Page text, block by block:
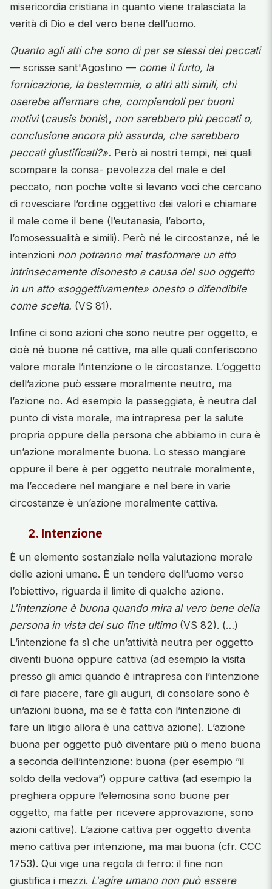
misericordia cristiana in quanto viene tralasciata la
verità di Dio e del vero bene dell’uomo.
Quanto agli atti che sono di per se stessi dei peccati
— scrisse sant'Agostino — come il furto, la
fornicazione, la bestemmia, o altri atti simili, chi
oserebe affermare che, compiendoli per buoni
motivi(causis bonis), non sarebbero più peccati o,
conclusione ancora più assurda, che sarebbero
peccati giustificati?». Però ai nostri tempi, nei quali
scompare la consa- pevolezza del male e del
peccato, non poche volte si levano voci che cercano
di rovesciare l’ordine oggettivo dei valori e chiamare
il male come il bene (l’eutanasia, l’aborto,
l’omosessualità e simili). Però né le circostanze, né le
intenzioni non potranno mai trasformare un atto
intrinsecamente disonesto a causa del suo oggetto
in un atto «soggettivamente» onesto o difendibile
come scelta. (VS 81).
Infine ci sono azioni che sono neutre per oggetto, e
cioè né buone né cattive, ma alle quali conferiscono
valore morale l’intenzione o le circostanze. L’oggetto
dell’azione può essere moralmente neutro, ma
l’azione no. Ad esempio la passeggiata, è neutra dal
punto di vista morale, ma intrapresa per la salute
propria oppure della persona che abbiamo in cura è
un’azione moralmente buona. Lo stesso mangiare
oppure il bere è per oggetto neutrale moralmente,
ma l’eccedere nel mangiare e nel bere in varie
circostanze è un’azione moralmente cattiva.
2. Intenzione
È un elemento sostanziale nella valutazione morale
delle azioni umane. È un tendere dell’uomo verso
l’obiettivo, riguarda il limite di qualche azione.
L'intenzione è buona quando mira al vero bene della
persona in vista del suo fine ultimo(VS 82). (…)
L’intenzione fa sì che un’attività neutra per oggetto
diventi buona oppure cattiva (ad esempio la visita
presso gli amici quando è intrapresa con l’intenzione
di fare piacere, fare gli auguri, di consolare sono è
un’azioni buona, ma se è fatta con l’intenzione di
fare un litigio allora è una cattiva azione). L’azione
buona per oggetto può diventare più o meno buona
a seconda dell’intenzione: buona (per esempio ”il
soldo della vedova”) oppure cattiva (ad esempio la
preghiera oppure l’elemosina sono buone per
oggetto, ma fatte per ricevere approvazione, sono
azioni cattive). L’azione cattiva per oggetto diventa
meno cattiva per intenzione, ma mai buona (cfr. CCC
1753). Qui vige una regola di ferro: il fine non
giustifica i mezzi. L'agire umano non può essere